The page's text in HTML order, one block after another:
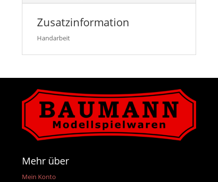
Zusatzinformation
Handarbeit
Mehr über
Mein Konto